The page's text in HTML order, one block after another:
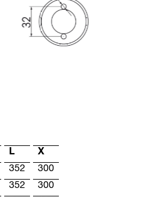
L
X
352
300
352
300